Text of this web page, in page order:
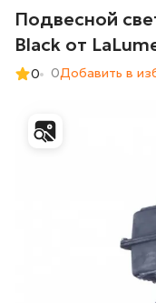
Подвесной
Black от
0 0Добавить в